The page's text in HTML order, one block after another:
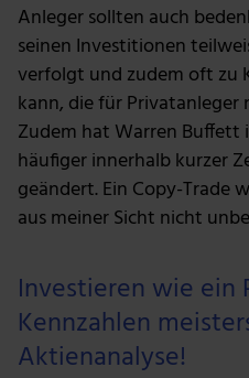
Anleger sollten auch
seinen Investitionen
verfolgt und zudem oft zu
kann, die für Privatanleger
Zudem hat Warren Buffett
häufiger innerhalb kurzer
geändert. Ein Copy-Trade
aus meiner Sicht nicht
Investieren wie ein
Kennzahlen
Aktienanalyse!